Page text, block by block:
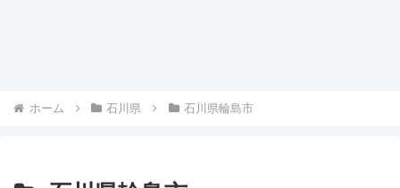
ホーム 石川県 石川県輪島市